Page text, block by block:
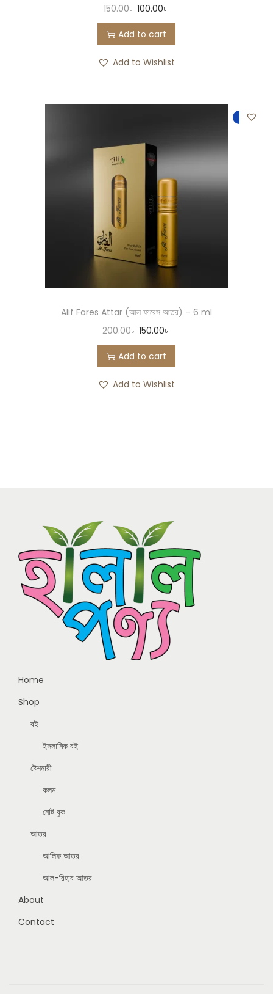
150.00৳ 100.00৳
Add to cart
Add to Wishlist
-25%
Alif Fares Attar (আল ফারেস আতর) – 6 ml
200.00৳ 150.00৳
Add to cart
Add to Wishlist
Home
Shop
বই
ইসলামিক বই
ষ্টেশনারী
কলম
নোট বুক
আতর
আলিফ আতর
আল-রিহাব আতর
About
Contact